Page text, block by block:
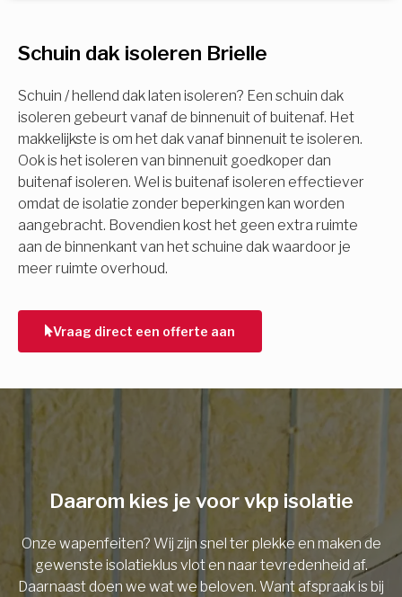
Schuin dak isoleren Brielle
Schuin / hellend dak laten isoleren? Een schuin dak
isoleren gebeurt vanaf de binnenuit of buitenaf. Het
makkelijkste is om het dak vanaf binnenuit te isoleren.
Ook is het isoleren van binnenuit goedkoper dan
buitenaf isoleren. Wel is buitenaf isoleren effectiever
omdat de isolatie zonder beperkingen kan worden
aangebracht. Bovendien kost het geen extra ruimte
aan de binnenkant van het schuine dak waardoor je
meer ruimte overhoud.
Vraag direct een offerte aan
Isolatiemaatregel
Spouwisolatie
Vloerisolatie
Dakisolatie
Gevelisolatie
Vorige Volgende
subsidie!
Vul uw gegevens in en ontvang nu direct uw
berekening per mail.
Voornaam
Telefoonnummer
Vorige
Daarom kies je voor vkp isolatie
Onze wapenfeiten? Wij zijn snel ter plekke en maken de
gewenste isolatieklus vlot en naar tevredenheid af.
Daarnaast doen we wat we beloven. Want afspraak is bij